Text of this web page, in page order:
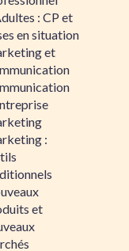
: CP et
en situation
et
:
et